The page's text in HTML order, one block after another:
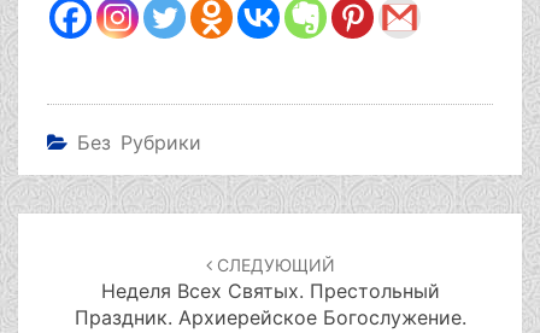
Без Рубрики
записям
СЛЕДУЮЩИЙ
Неделя Всех Святых. Престольный
Праздник. Архиерейское Богослужение.